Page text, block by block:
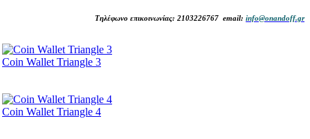
Τηλέφωνο επικοινωνίας: 2103226767 email: info@onandoff.gr
Coin Wallet Triangle 3
Coin Wallet Triangle 4